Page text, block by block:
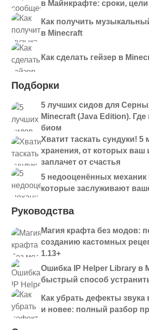
в Майнкрафте: сроки,
Как получить
в Minecraft
Как сделать гейзер в
Подборки
5 лучших сидов для
Minecraft (Java Edition).
биом
Хватит таскать сундуки! 5
хранения, от которых ваш
заплачет от счастья
5 недооценённых механик
которые заслуживают
Руководства
Магия крафта без модов:
созданию кастомных
1.13+
Ошибка IP Helper Library в
быстрый способ
Как убрать дефекты звука
и новее: полный разбор